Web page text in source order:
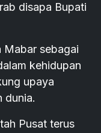
disapa Bupati
Mabar sebagai
kehidupan
upaya
dunia.
Pusat terus